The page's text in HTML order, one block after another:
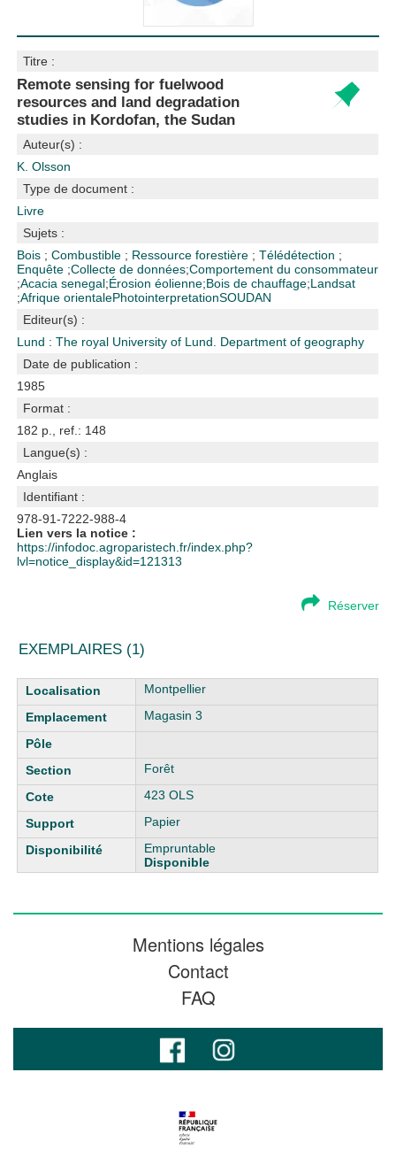
Titre :
Remote sensing for fuelwood
resources and land degradation
studies in Kordofan, the Sudan
Auteur(s) :
K. Olsson
Type de document :
Livre
Sujets :
Bois ;Combustible ; Ressource forestière ;Télédétection ;
Enquête ;Collecte de données;Comportement du consommateur
;Acacia senegal;Érosion éolienne;Bois de chauffage;Landsat
;Afrique orientalePhotointerpretationSOUDAN
Editeur(s) :
Lund : The royal University of Lund. Department of geography
Date de publication :
1985
Format :
182 p., ref.: 148
Langue(s) :
Anglais
Identifiant :
978-91-7222-988-4
Lien vers la notice :
https://infodoc.agroparistech.fr/index.php?
lvl=notice_display&id=121313
Réserver
EXEMPLAIRES (1)
Liste des exemplaires
Montpellier
Magasin 3
Forêt
423 OLS
Papier
Empruntable
Disponible
Mentions légales
Contact
FAQ